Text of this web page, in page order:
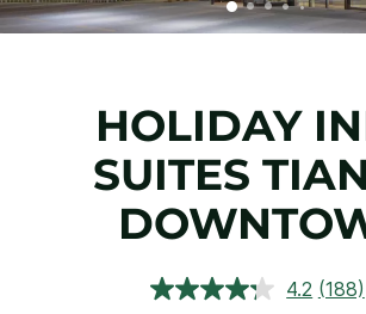
HOLIDAY
SUITES
4.2 Lea
(188)